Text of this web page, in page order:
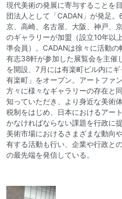
現代美術の発展に寄与することを
団法人として「CADAN」が発足
京、高崎、名古屋、大阪、神戸、
のギャラリーが加盟（設立10年以
準会員）。CADANは徐々に活動
有志38軒が参加した展覧会を主催
を開設、7月には有楽町ビル内に
有楽町」をオープン。アートファ
方々に様々なギャラリーの存在と
知っていただき、より身近な美術
税制をはじめ、日本におけるアー
かなければならない課題を行政に
美術市場におけるさまざまな動向
有する活動も行い、企業や行政と
の最先端を発信している。